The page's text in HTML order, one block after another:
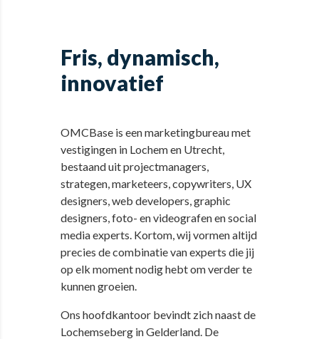
Fris, dynamisch,
innovatief
OMCBase is een marketingbureau met
vestigingen in Lochem en Utrecht,
bestaand uit projectmanagers,
strategen, marketeers, copywriters, UX
designers, web developers, graphic
designers, foto- en videografen en social
media experts. Kortom, wij vormen altijd
precies de combinatie van experts die jij
op elk moment nodig hebt om verder te
kunnen groeien.
Ons hoofdkantoor bevindt zich naast de
Lochemseberg in Gelderland. De